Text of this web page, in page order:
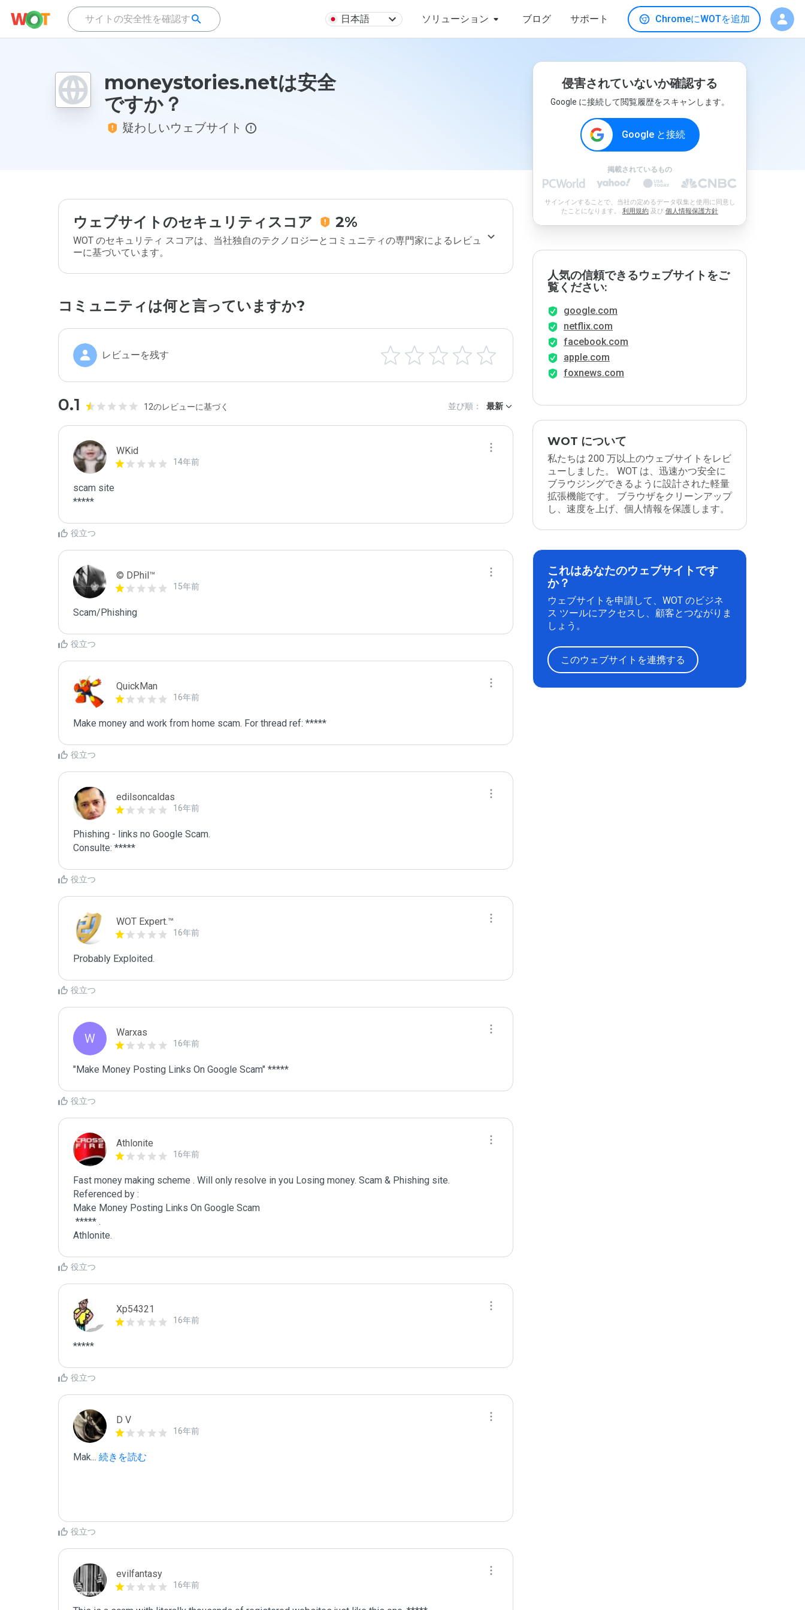
日本語 ソリューション ブログ サポート ChromeにWOTを追加
moneystories.netは安全
ですか？
疑わしいウェブサイト
ウェブサイトのセキュリティスコア 2%
WOT のセキュリティ スコアは、当社独自のテクノロジーとコミュニティの専門家によるレビュ
ーに基づいています。
コミュニティは何と言っていますか?
レビューを残す
0.1 12のレビューに基づく 並び順： 最新
WKid
14年前
scam site
*****
役立つ
© DPhil™
15年前
Scam/Phishing
役立つ
QuickMan
16年前
Make money and work from home scam. For thread ref: *****
役立つ
edilsoncaldas
16年前
Phishing - links no Google Scam.
Consulte: *****
役立つ
WOT Expert.™
16年前
Probably Exploited.
役立つ
W Warxas
16年前
"Make Money Posting Links On Google Scam" *****
役立つ
Athlonite
16年前
Fast money making scheme . Will only resolve in you Losing money. Scam & Phishing site.
Referenced by :
Make Money Posting Links On Google Scam
Athlonite.
役立つ
Xp54321
16年前
*****
役立つ
D V
16年前
Mak... 続きを読む
役立つ
evilfantasy
16年前
侵害されていないか確認する
Google に接続して閲覧履歴をスキャンします。
Google と接続
掲載されているもの
サインインすることで、当社の定めるデータ収集と使用に同意し
たことになります。 利用規約 及び 個人情報保護方針
人気の信頼できるウェブサイトをご
覧ください:
google.com
netflix.com
facebook.com
apple.com
foxnews.com
WOT について
私たちは 200 万以上のウェブサイトをレビ
ューしました。 WOT は、迅速かつ安全に
ブラウジングできるように設計された軽量
拡張機能です。 ブラウザをクリーンアップ
し、速度を上げ、個人情報を保護します。
これはあなたのウェブサイトです
か？
ウェブサイトを申請して、WOT のビジネ
ス ツールにアクセスし、顧客とつながりま
しょう。
このウェブサイトを連携する